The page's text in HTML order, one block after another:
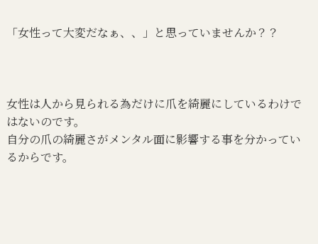
「女性って大変だなぁ、、」と思っていませんか？？
女性は人から見られる為だけに爪を綺麗にしているわけで
はないのです。
自分の爪の綺麗さがメンタル面に影響する事を分かってい
るからです。